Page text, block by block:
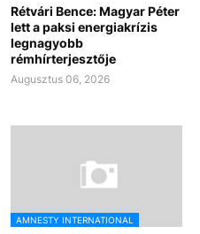
Rétvári Bence: Magyar Péter
lett a paksi energiakrízis
legnagyobb
rémhírterjesztője
Augusztus 06, 2026
AMNESTY INTERNATIONAL